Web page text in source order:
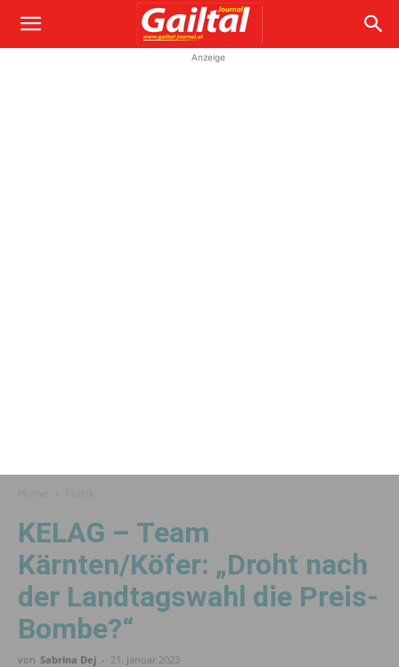
Anzeige
KELAG – Team
Kärnten/Köfer: „Droht nach
der Landtagswahl die Preis-
Bombe?“
von Sabrina Dej - 21. Januar 2023